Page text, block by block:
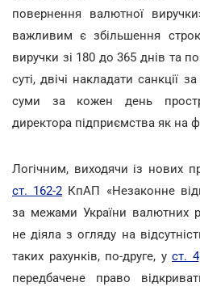
повернення валютної
важливим є збільшення
виручки зі 180 до 365 днів та
суті, двічі накладати санкції
суми за кожен день
директора підприємства як на
Логічним, виходячи із нових
ст. 162-2 КпАП «Незаконне
за межами України валютних
не діяла з огляду на
таких рахунків, по-друге, у ст. 4
передбачене право